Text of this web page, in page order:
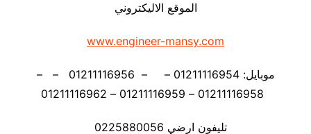
الموقع الاليكتروني
www.engineer-mansy.com
موبايل: 01211116954 – – 01211116956 – –
تليفون ارضي 0225880056